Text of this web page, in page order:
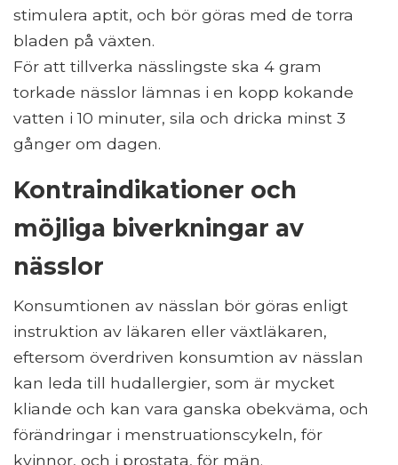
stimulera aptit, och bör göras med de torra
bladen på växten.
För att tillverka nässlingste ska 4 gram
torkade nässlor lämnas i en kopp kokande
vatten i 10 minuter, sila och dricka minst 3
gånger om dagen.
Kontraindikationer och
möjliga biverkningar av
nässlor
Konsumtionen av nässlan bör göras enligt
instruktion av läkaren eller växtläkaren,
eftersom överdriven konsumtion av nässlan
kan leda till hudallergier, som är mycket
kliande och kan vara ganska obekväma, och
förändringar i menstruationscykeln, för
kvinnor, och i prostata, för män.